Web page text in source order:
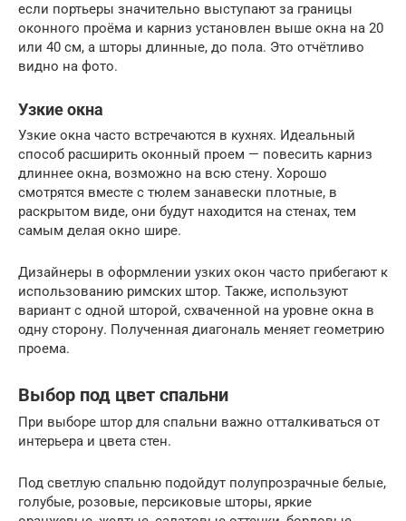
если портьеры значительно выступают за границы
оконного проёма и карниз установлен выше окна на 20
или 40 см, а шторы длинные, до пола. Это отчётливо
видно на фото.
Узкие окна
Узкие окна часто встречаются в кухнях. Идеальный
способ расширить оконный проем — повесить карниз
длиннее окна, возможно на всю стену. Хорошо
смотрятся вместе с тюлем занавески плотные, в
раскрытом виде, они будут находится на стенах, тем
самым делая окно шире.
Дизайнеры в оформлении узких окон часто прибегают к
использованию римских штор. Также, используют
вариант с одной шторой, схваченной на уровне окна в
одну сторону. Полученная диагональ меняет геометрию
проема.
Выбор под цвет спальни
При выборе штор для спальни важно отталкиваться от
интерьера и цвета стен.
Под светлую спальню подойдут полупрозрачные белые,
голубые, розовые, персиковые шторы, яркие